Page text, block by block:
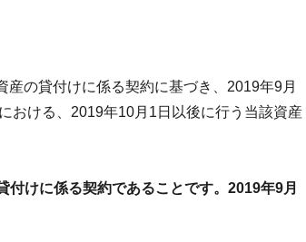
産の貸付けに係る契約に基づき、2019年9月
おける、2019年10月1日以後に行う当該資産
けに係る契約であることです。2019年9月